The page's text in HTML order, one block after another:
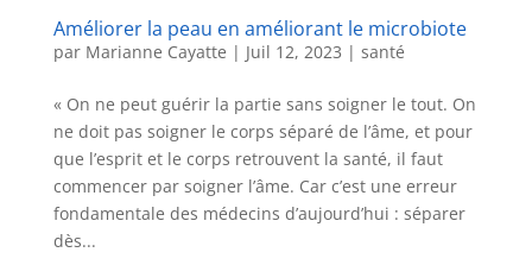
Améliorer la peau en améliorant le microbiote
par Marianne Cayatte | Juil 12, 2023 | santé
« On ne peut guérir la partie sans soigner le tout. On
ne doit pas soigner le corps séparé de l’âme, et pour
que l’esprit et le corps retrouvent la santé, il faut
commencer par soigner l’âme. Car c’est une erreur
fondamentale des médecins d’aujourd’hui : séparer
dès...